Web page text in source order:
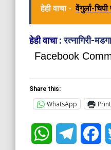
हेही वाचा - वेंगुर्ला-
हेही वाचा :रत्नागिरी-
Facebook
Share this:
WhatsApp Print
WhatsApp